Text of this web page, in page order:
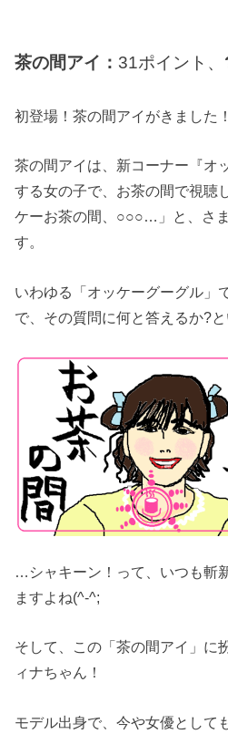
茶の間アイ： 31ポイント、
初登場！茶の間アイがきました！
茶の間アイは、新コーナー『オ
する女の子で、お茶の間で視聴
ケーお茶の間、○○○…」と、さ
す。
いわゆる「オッケーグーグル」
で、その質問に何と答えるか?と
…シャキーン！って、いつも斬
ますよね(^-^;
そして、この「茶の間アイ」に
ィナちゃん！
モデル出身で、今や女優として